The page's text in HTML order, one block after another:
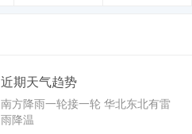
近期天气趋势
南方降雨一轮接一轮 华北东北有雷
雨降温